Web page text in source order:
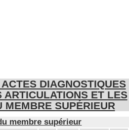
DIAGNOSTIQUES
ARTICULATIONS ET LES
MEMBRE SUPÉRIEUR
membre supérieur